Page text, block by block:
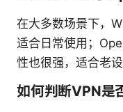
在大多数场景下，
适合日常使用；
性也很强，适合老
如何判断VPN是